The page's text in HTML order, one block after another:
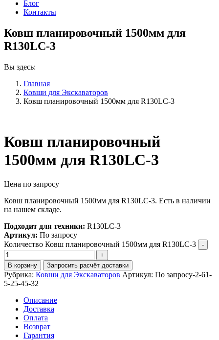
Блог
Контакты
Ковш планировочный 1500мм для
R130LC-3
Вы здесь:
Главная
Ковши для Экскаваторов
Ковш планировочный 1500мм для R130LC-3
Ковш планировочный
1500мм для R130LC-3
Цена по запросу
Ковш планировочный 1500мм для R130LC-3. Есть в наличии
на нашем складе.
Подходит для техники: R130LC-3
Артикул: По запросу
Количество Ковш планировочный 1500мм для R130LC-3
В корзину Запросить расчёт доставки
Рубрика: Ковши для Экскаваторов Артикул: По запросу-2-61-
5-25-45-32
Описание
Доставка
Оплата
Возврат
Гарантия